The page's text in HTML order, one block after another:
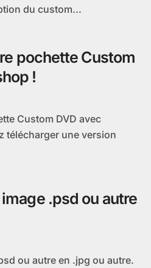
du custom...
pochette Custom
!
télécharger une version
.psd ou autre